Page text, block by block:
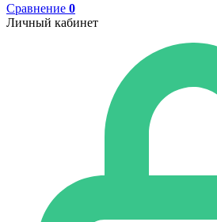
Сравнение 0
Личный кабинет